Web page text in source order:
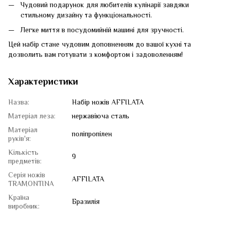
Чудовий подарунок для любителів кулінарії завдяки
стильному дизайну та функціональності.
Легке миття в посудомийній машині для зручності.
Цей набір стане чудовим доповненням до вашої кухні та
дозволить вам готувати з комфортом і задоволенням!
Характеристики
Назва:
Набір ножів AFFILATA
Матеріал леза:
нержавіюча сталь
Матеріал
руків'я:
поліпропілен
Кількість
предметів:
9
Серія ножів
TRAMONTINA
AFFILATA
Країна
виробник:
Бразилія